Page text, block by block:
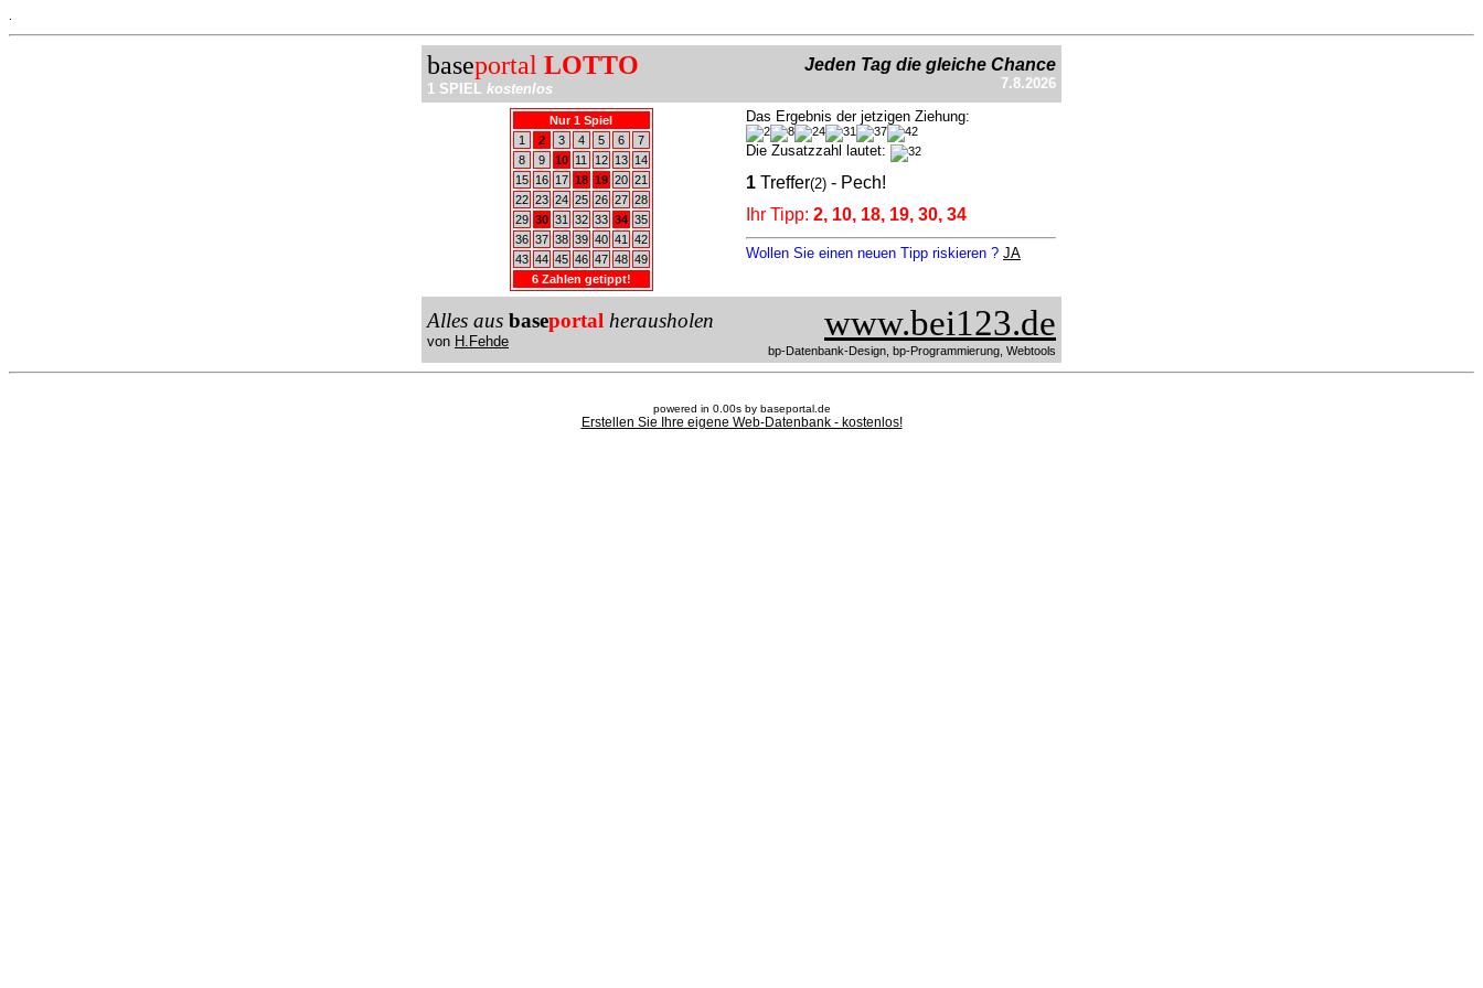
baseportal LOTTO
1 SPIEL kostenlos
Jeden Tag die gleiche Chance
7.8.2026
Nur 1 Spiel
1
2 3 4 5 6
7
8
9 10 11 12 13
14
15
16 17 18 19 20 21
22 23 24 25 26 27 28
29 30 31 32 33 34 35
36 37 38 39 40 41
42
43 44 45 46 47 48 49
6 Zahlen getippt!
Das Ergebnis der jetzigen Ziehung:
Die Zusatzzahl lautet:
1 Treffer(2) - Pech!
Ihr Tipp: 2, 10, 18, 19, 30, 34
Wollen Sie einen neuen Tipp riskieren ? JA
Alles aus baseportal herausholen
von H.Fehde www.bei123.de
bp-Datenbank-Design, bp-Programmierung, Webtools
powered in 0.00s by baseportal.de
Erstellen Sie Ihre eigene Web-Datenbank - kostenlos!